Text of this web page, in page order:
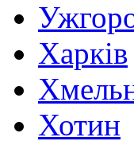
Харків
Хотин